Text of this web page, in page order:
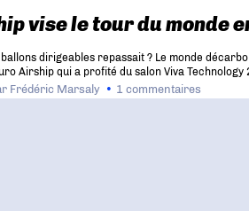
vise le tour du monde
ballons dirigeables repassait ? Le monde
Airship qui a profité du salon Viva
Frédéric Marsaly 1 commentaires